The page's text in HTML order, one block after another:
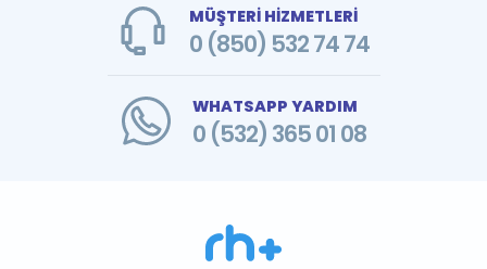
MÜŞTERİ HİZMETLERİ
0 (850) 532 74 74
WHATSAPP YARDIM
0 (532) 365 01 08